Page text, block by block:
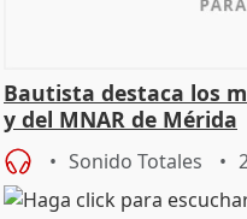
Bautista destaca los
y del MNAR de Mérida
Sonido Totales